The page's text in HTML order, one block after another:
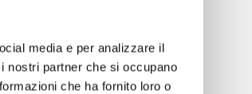
media e per analizzare il
nostri partner che si occupano
che ha fornito loro o